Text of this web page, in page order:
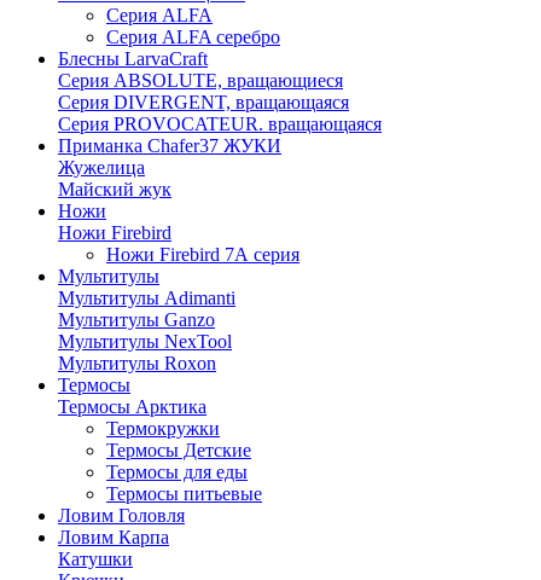
Серия ALFA
Серия ALFA серебро
Блесны LarvaCraft
Серия ABSOLUTE, вращающиеся
Серия DIVERGENT, вращающаяся
Серия PROVOCATEUR. вращающаяся
Приманка Chafer37 ЖУКИ
Жужелица
Майский жук
Ножи
Ножи Firebird
Ножи Firebird 7А серия
Мультитулы
Мультитулы Adimanti
Мультитулы Ganzo
Мультитулы NexTool
Мультитулы Roxon
Термосы
Термосы Арктика
Термокружки
Термосы Детские
Термосы для еды
Термосы питьевые
Ловим Головля
Ловим Карпа
Катушки